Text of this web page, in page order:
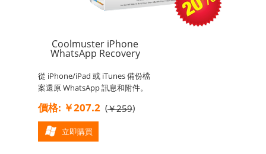
Coolmuster iPhone
WhatsApp Recovery
從 iPhone/iPad 或 iTunes 備份檔
案還原 WhatsApp 訊息和附件。
價格: ￥207.2 (￥259)
立即購買